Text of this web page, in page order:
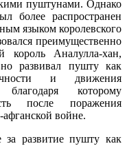
пуштунами. Однако
более распространен
языком королевского
преимущественно
король Аналулла-хан,
развивал пушту как
и движения
благодаря которому
после поражения
войне.
за развитие пушту как